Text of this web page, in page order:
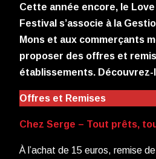
Cette année encore, le
Festival s’associe à la
Mons et aux commerçants
proposer des offres et
établissements. Découvrez-
Offres et Remises
Chez Serge – Tout prêts,
À l’achat de 15 euros, remise